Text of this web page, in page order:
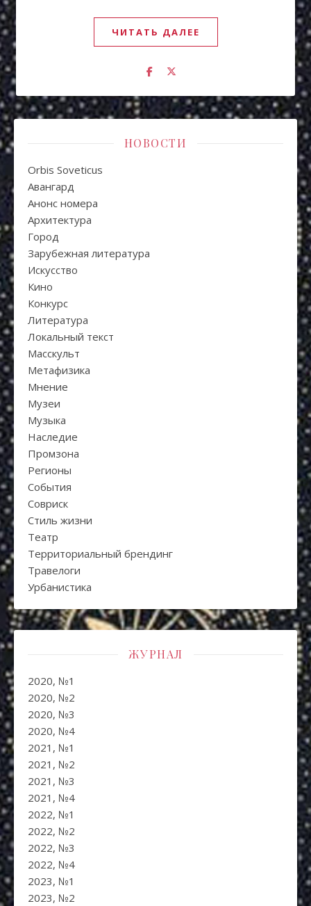
ЧИТАТЬ ДАЛЕЕ
НОВОСТИ
Orbis Soveticus
Авангард
Анонс номера
Архитектура
Город
Зарубежная литература
Искуcство
Кино
Конкурс
Литература
Локальный текст
Масскульт
Метафизика
Мнение
Музеи
Музыка
Наследие
Промзона
Регионы
События
Совриск
Стиль жизни
Театр
Территориальный брендинг
Травелоги
Урбанистика
ЖУРНАЛ
2020, №1
2020, №2
2020, №3
2020, №4
2021, №1
2021, №2
2021, №3
2021, №4
2022, №1
2022, №2
2022, №3
2022, №4
2023, №1
2023, №2